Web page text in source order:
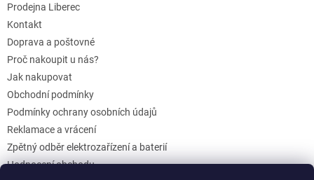
Prodejna Liberec
Kontakt
Doprava a poštovné
Proč nakoupit u nás?
Jak nakupovat
Obchodní podmínky
Podmínky ochrany osobních údajů
Reklamace a vrácení
Zpětný odběr elektrozařízení a baterií
Hodnocení obchodu